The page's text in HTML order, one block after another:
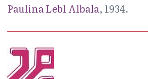
Paulina Lebl Albala, 1934.